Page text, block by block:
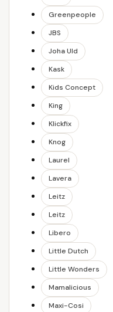
Greenpeople
JBS
Joha Uld
Kask
Kids Concept
King
Klickfix
Knog
Laurel
Lavera
Leitz
Leitz
Libero
Little Dutch
Little Wonders
Mamalicious
Maxi-Cosi